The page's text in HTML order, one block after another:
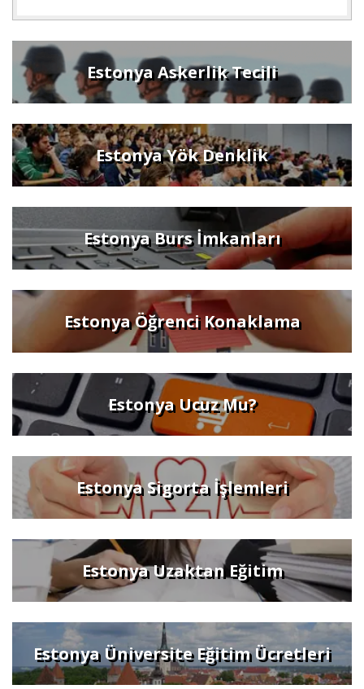
Estonya Askerlik Tecili
Estonya Yök Denklik
Estonya Burs İmkanları
Estonya Öğrenci Konaklama
Estonya Ucuz Mu?
Estonya Sigorta İşlemleri
Estonya Uzaktan Eğitim
Estonya Üniversite Eğitim Ücretleri